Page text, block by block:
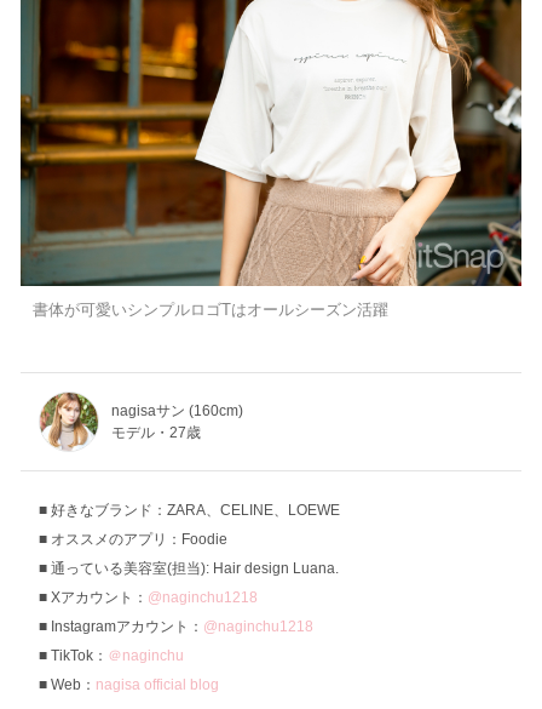
書体が可愛いシンプルロゴTはオールシーズン活躍
nagisaサン (160cm)
モデル・27歳
好きなブランド：ZARA、CELINE、LOEWE
オススメのアプリ：Foodie
通っている美容室(担当): Hair design Luana.
Xアカウント： @naginchu1218
Instagramアカウント： @naginchu1218
TikTok： ＠naginchu
Web： nagisa official blog